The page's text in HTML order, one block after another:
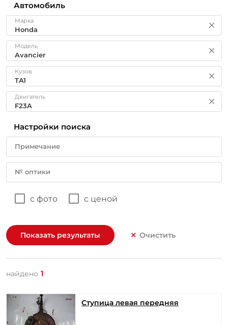
Автомобиль
Марка
Модель
Кузов
Двигатель
Настройки поиска
Примечание
№ оптики
с фото с ценой
Показать результаты Очистить
найдено 1
Ступица левая передняя